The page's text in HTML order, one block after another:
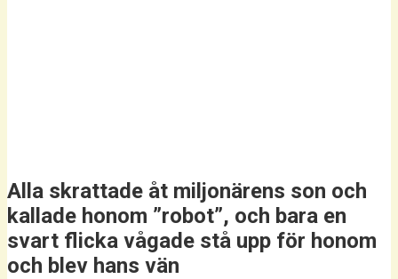
Alla skrattade åt miljonärens son och
kallade honom ”robot”, och bara en
svart flicka vågade stå upp för honom
och blev hans vän